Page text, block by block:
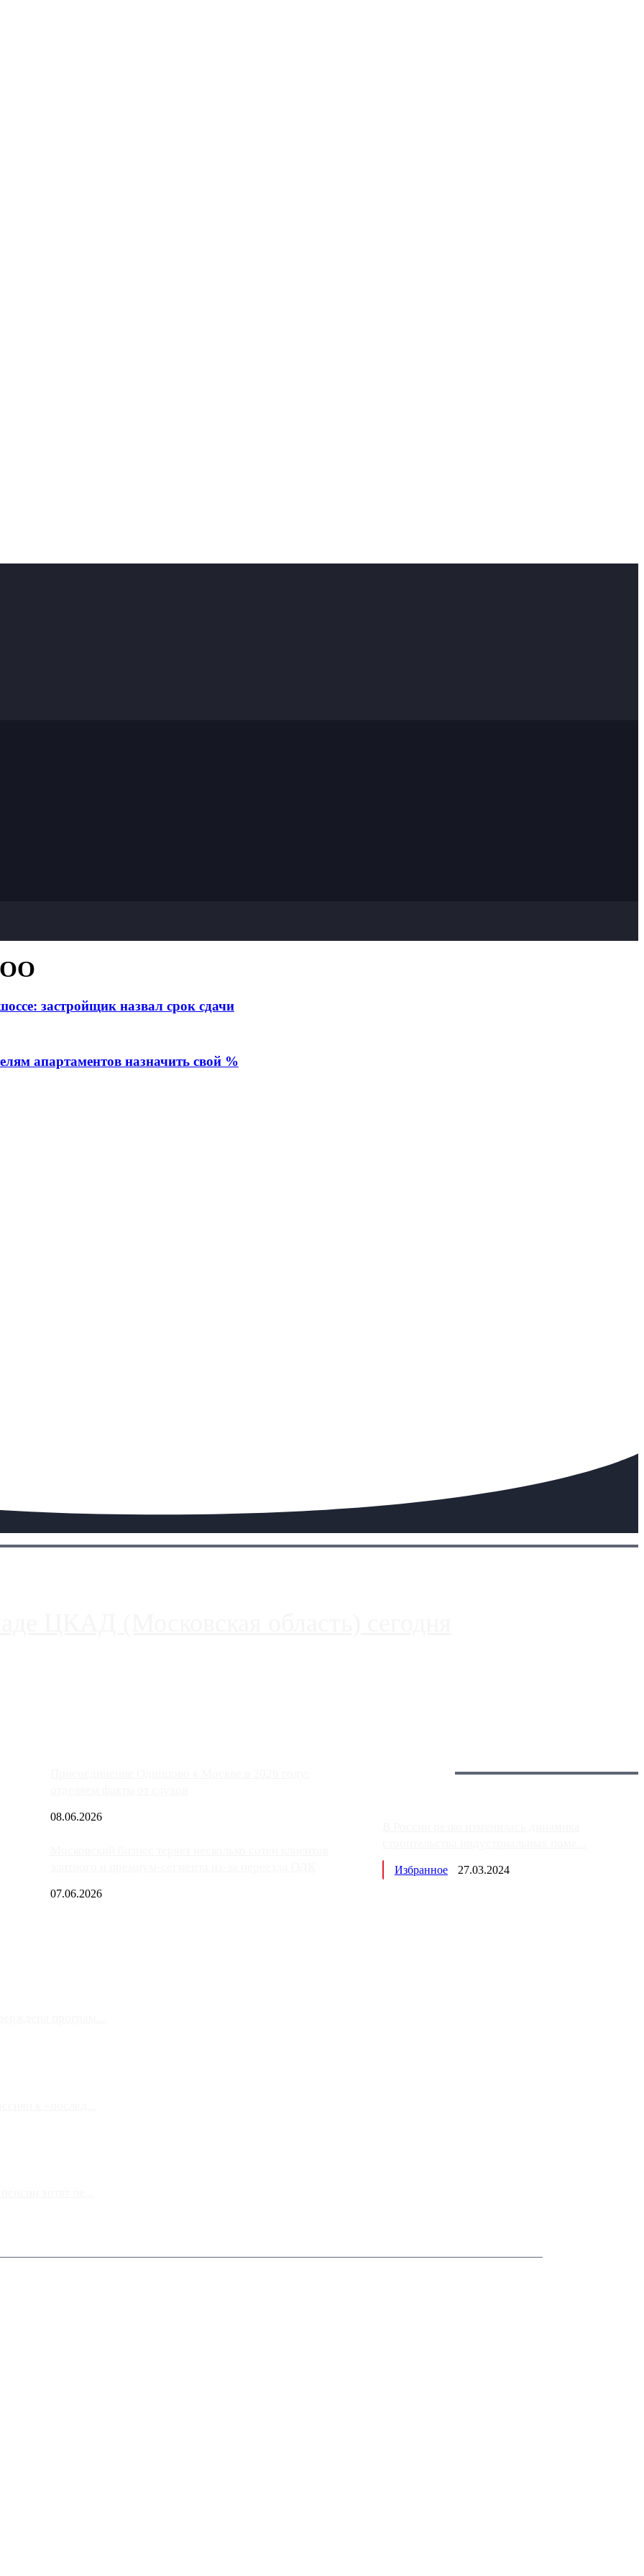
застройщик назвал срок сдачи
апартаментов назначить свой %
08.06.2026
07.06.2026
Избранное 27.03.2024